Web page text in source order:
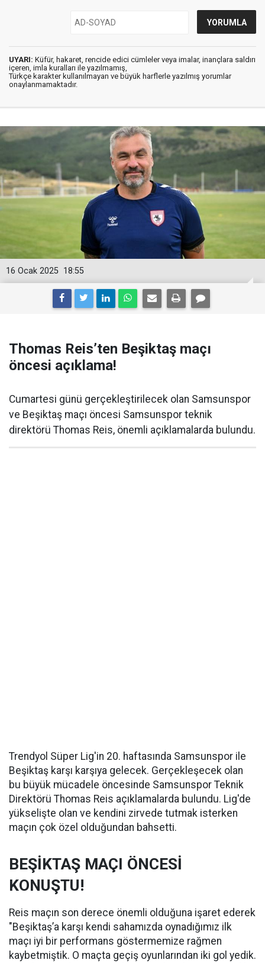
UYARI: Küfür, hakaret, rencide edici cümleler veya imalar, inançlara saldırı
içeren, imla kuralları ile yazılmamış,
Türkçe karakter kullanılmayan ve büyük harflerle yazılmış yorumlar
onaylanmamaktadır.
18:55
16 Ocak 2025
Thomas Reis’ten Beşiktaş maçı
öncesi açıklama!
Cumartesi günü gerçekleştirilecek olan Samsunspor
ve Beşiktaş maçı öncesi Samsunspor teknik
direktörü Thomas Reis, önemli açıklamalarda bulundu.
Trendyol Süper Lig'in 20. haftasında Samsunspor ile
Beşiktaş karşı karşıya gelecek. Gerçekleşecek olan
bu büyük mücadele öncesinde Samsunspor Teknik
Direktörü Thomas Reis açıklamalarda bulundu. Lig'de
yükselişte olan ve kendini zirvede tutmak isterken
maçın çok özel olduğundan bahsetti.
BEŞİKTAŞ MAÇI ÖNCESİ
KONUŞTU!
Reis maçın son derece önemli olduğuna işaret ederek
"Beşiktaş’a karşı kendi sahamızda oynadığımız ilk
maçı iyi bir performans göstermemize rağmen
kaybetmiştik. O maçta geçiş oyunlarından iki gol yedik.